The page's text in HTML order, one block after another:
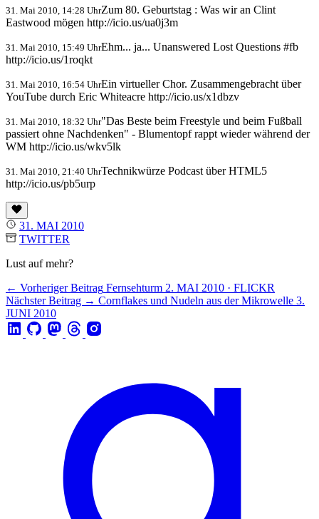
31. Mai 2010, 14:28 UhrZum 80. Geburtstag : Was wir an Clint
Eastwood mögen http://icio.us/ua0j3m
31. Mai 2010, 15:49 UhrEhm... ja... Unanswered Lost Questions #fb
http://icio.us/1roqkt
31. Mai 2010, 16:54 UhrEin virtueller Chor. Zusammengebracht über
YouTube durch Eric Whiteacre http://icio.us/x1dbzv
31. Mai 2010, 18:32 Uhr"Das Beste beim Freestyle und beim Fußball
passiert ohne Nachdenken" - Blumentopf rappt wieder während der
WM http://icio.us/wkv5lk
31. Mai 2010, 21:40 UhrTechnikwürze Podcast über HTML5
http://icio.us/pb5urp
31. MAI 2010
TWITTER
Lust auf mehr?
← Vorheriger Beitrag Fernsehturm 2. MAI 2010 · FLICKR
Nächster Beitrag → Cornflakes und Nudeln aus der Mikrowelle 3.
JUNI 2010